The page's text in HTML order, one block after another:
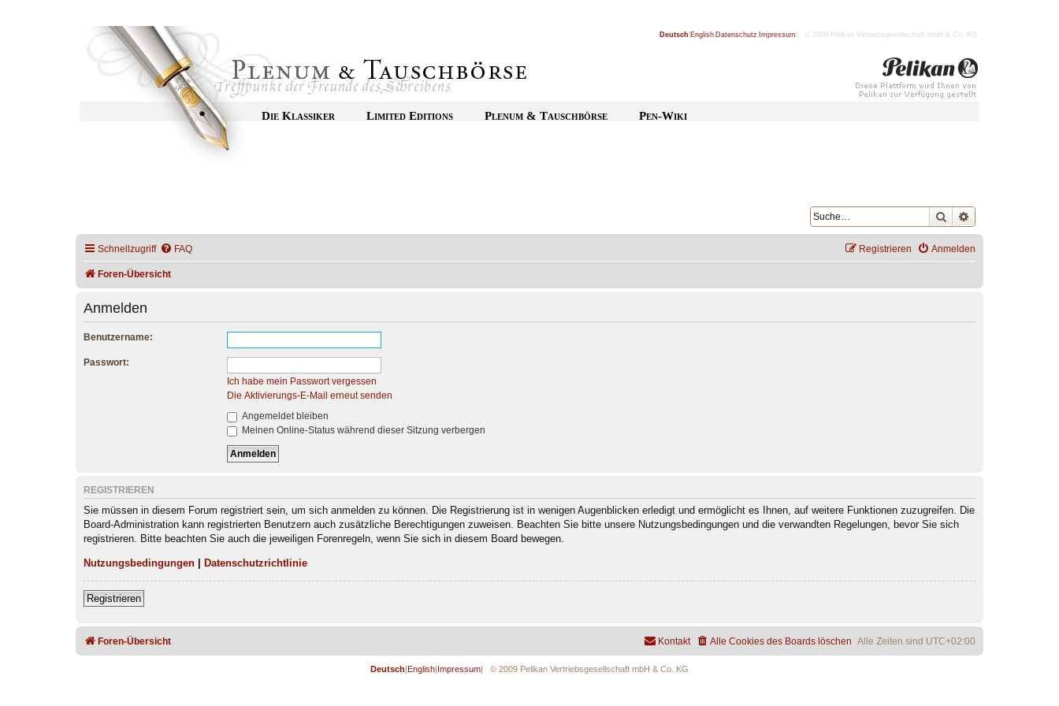
Deutsch English Datenschutz Impressum | © 2009 Pelikan Vertriebsgesellschaft mbH & Co. KG
Die Klassiker Limited Editions Plenum & Tauschbörse Pen-Wiki
Suche
Schnellzugriff FAQ Anmelden
Registrieren
Foren-Übersicht
Anmelden
Benutzername:
Passwort:
Ich habe mein Passwort vergessen
Die Aktivierungs-E-Mail erneut senden
Angemeldet bleiben
Meinen Online-Status während dieser Sitzung verbergen
REGISTRIEREN
Sie müssen in diesem Forum registriert sein, um sich anmelden zu können. Die Registrierung ist in wenigen Augenblicken erledigt und ermöglicht es Ihnen, auf weitere Funktionen zuzugreifen. Die
Board-Administration kann registrierten Benutzern auch zusätzliche Berechtigungen zuweisen. Beachten Sie bitte unsere Nutzungsbedingungen und die verwandten Regelungen, bevor Sie sich
registrieren. Bitte beachten Sie auch die jeweiligen Forenregeln, wenn Sie sich in diesem Board bewegen.
Nutzungsbedingungen Datenschutzrichtlinie
Registrieren
Foren-Übersicht Alle Zeiten sind UTC+02:00
Alle Cookies des Boards löschen
Kontakt
Deutsch English Impressum | © 2009 Pelikan Vertriebsgesellschaft mbH & Co. KG